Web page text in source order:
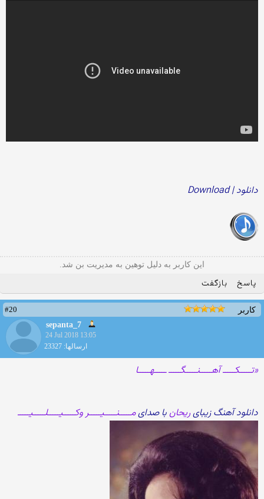
دانلود | Download
این کاربر به دلیل توهین به مدیریت بن شد.
پاسخ بازگفت
کاربر
#20
sepanta_7
24 Jul 2018 13:05
ارسالها: 23327
«تـــــکـــــ آهـــــنـــــگـــــ ـــــهـــــا
دانلود آهنگ زیبایریحان با صدایمـــــنـــــیـــــر وکـــــیـــــلـــــیـــــ